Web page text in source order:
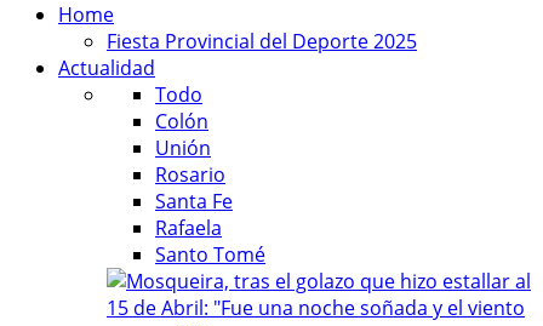
Home
Fiesta Provincial del Deporte 2025
Actualidad
Todo
Colón
Unión
Rosario
Santa Fe
Rafaela
Santo Tomé